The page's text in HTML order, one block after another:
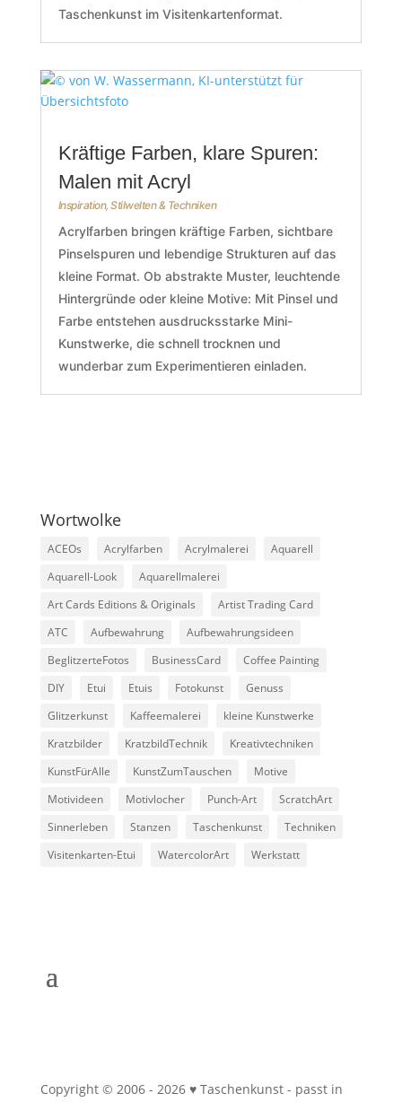
Taschenkunst im Visitenkartenformat.
Kräftige Farben, klare Spuren:
Malen mit Acryl
Inspiration,Stilwelten & Techniken
Acrylfarben bringen kräftige Farben, sichtbare
Pinselspuren und lebendige Strukturen auf das
kleine Format. Ob abstrakte Muster, leuchtende
Hintergründe oder kleine Motive: Mit Pinsel und
Farbe entstehen ausdrucksstarke Mini-
Kunstwerke, die schnell trocknen und
wunderbar zum Experimentieren einladen.
Wortwolke
ACEOs Acrylfarben Acrylmalerei
Aquarell
Aquarell-Look
Aquarellmalerei
Art Cards Editions & Originals
Artist Trading Card
ATC
Aufbewahrung
Aufbewahrungsideen
BeglitzerteFotos
BusinessCard
Coffee Painting
DIY
Etui Etuis Fotokunst
Genuss
Glitzerkunst
Kaffeemalerei
kleine Kunstwerke
Kratzbilder
KratzbildTechnik
Kreativtechniken
KunstFürAlle
KunstZumTauschen
Motive
Motivideen
Motivlocher Punch-Art
ScratchArt
Sinnerleben
Stanzen Taschenkunst
Techniken
Visitenkarten-Etui
WatercolorArt Werkstatt
Copyright © 2006 - 2026 ♥ Taschenkunst - passt in